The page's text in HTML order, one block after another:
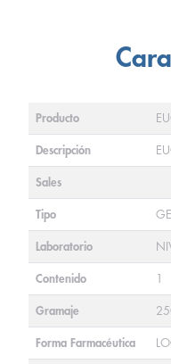
Producto
Descripción
Sales
Tipo
Laboratorio
Contenido 1
Gramaje
Forma Farmacéutica